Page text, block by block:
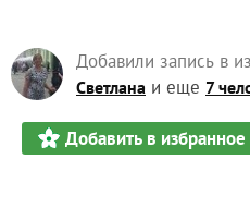
Добавили запись в
Светлана и еще 7
Добавить в избранное